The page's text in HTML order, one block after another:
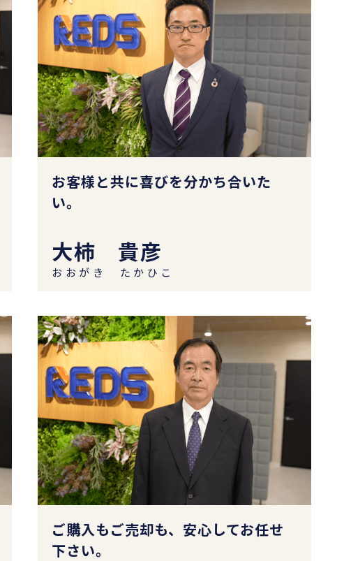
お客様と共に喜びを分かち合いた
い。
大柿 貴彦
おおがき たかひこ
ご購入もご売却も、安心してお任せ
下さい。